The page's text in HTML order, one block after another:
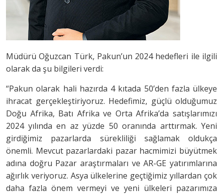
Müdürü Oğuzcan Türk, Pakun’un 2024 hedefleri ile ilgili
olarak da şu bilgileri verdi:
“Pakun olarak hali hazırda 4 kıtada 50’den fazla ülkeye
ihracat gerçekleştiriyoruz. Hedefimiz, güçlü olduğumuz
Doğu Afrika, Batı Afrika ve Orta Afrika’da satışlarımızı
2024 yılında en az yüzde 50 oranında arttırmak. Yeni
girdiğimiz pazarlarda sürekliliği sağlamak oldukça
önemli. Mevcut pazarlardaki pazar hacmimizi büyütmek
adına doğru Pazar araştırmaları ve AR-GE yatırımlarına
ağırlık veriyoruz. Asya ülkelerine geçtiğimiz yıllardan çok
daha fazla önem vermeyi ve yeni ülkeleri pazarımıza